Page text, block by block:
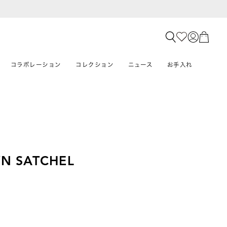
コラボレーション コレクション ニュース お手入れ
SATCHEL